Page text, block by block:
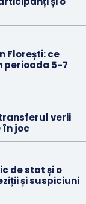
Florești: ce
perioada 5-7
verii
în joc
de stat și o
și suspiciuni